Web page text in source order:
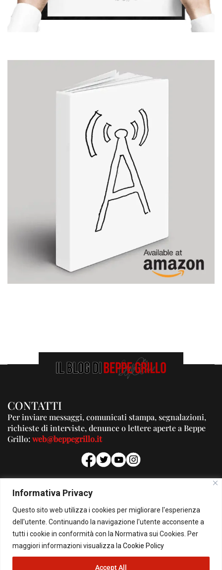
Informativa Privacy
Questo sito web utilizza i cookies per migliorare l'esperienza
dell'utente. Continuando la navigazione l'utente acconsente a
tutti i cookie in conformità con la Normativa sui Cookies. Per
maggiori informazioni visualizza la Cookie Policy
Accept All
CONTATTI
Per inviare messaggi, comunicati stampa, segnalazioni,
richieste di interviste, denunce o lettere aperte a Beppe
Grillo:web@beppegrillo.it
PUBBLICITA'
Per la tua pubblicità su questo Blog:
pubblicita@beppegrillo.it
© Copyright 2026 - Il Blog di Beppe Grillo. All Rights Reserved - Powered by